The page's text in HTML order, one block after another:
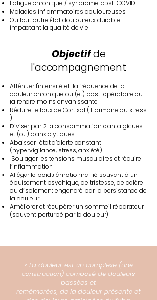
Fatigue chronique / syndrome post-COVID
Maladies inflammatoires douloureuses
Ou tout autre état douloureux durable
impactant la qualité de vie
Objectifde
l'accompagnement
Atténuer l'intensité et la fréquence de la
douleur chronique ou (et) post-opératoire ou
la rendre moins envahissante
Réduire le taux de Cortisol ( Hormone du stress
)
Diviser par 2 la consommation d'antalgiques
et (ou) d'anxiolytiques
Abaisser l'état d’alerte constant
(hypervigilance, stress, anxiété)
Soulager les tensions musculaires et réduire
l’inflammation
Alléger le poids émotionnel lié souvent à un
épuisement psychique, de tristesse, de colère
ou d’isolement engendré par la persistance de
la douleur
Améliorer et récupérer un sommeil réparateur
(souvent perturbé par la douleur)
« La douleur est un complexe (une
construction) composé de douleurs
passées et
remémorées, de la douleur présente et